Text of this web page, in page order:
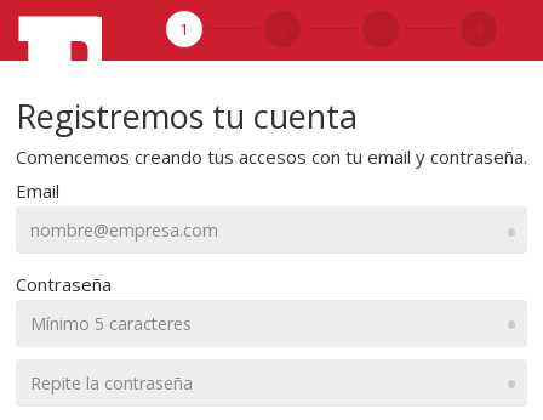
Registremos tu cuenta
Comencemos creando tus accesos con tu email y contraseña.
Email
•
Contraseña
•
•
1